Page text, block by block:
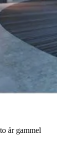
år gammel